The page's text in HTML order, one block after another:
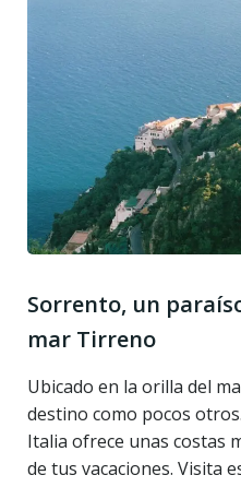
Sorrento, un
mar Tirreno
Ubicado en la orilla del
destino como pocos
Italia ofrece unas costas
de tus vacaciones. Visita